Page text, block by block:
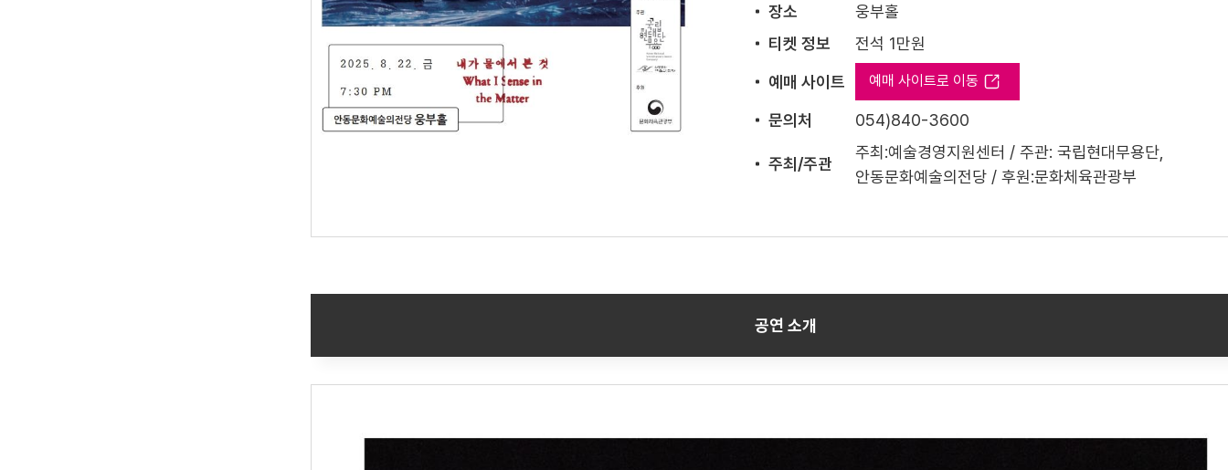
장소
웅부홀
티켓 정보
전석 1만원
예매 사이트
예매 사이트로 이동
문의처 054)840-3600
주최/주관
주최:예술경영지원센터 / 주관: 국립현대무용단,
안동문화예술의전당 / 후원:문화체육관광부
공연 소개